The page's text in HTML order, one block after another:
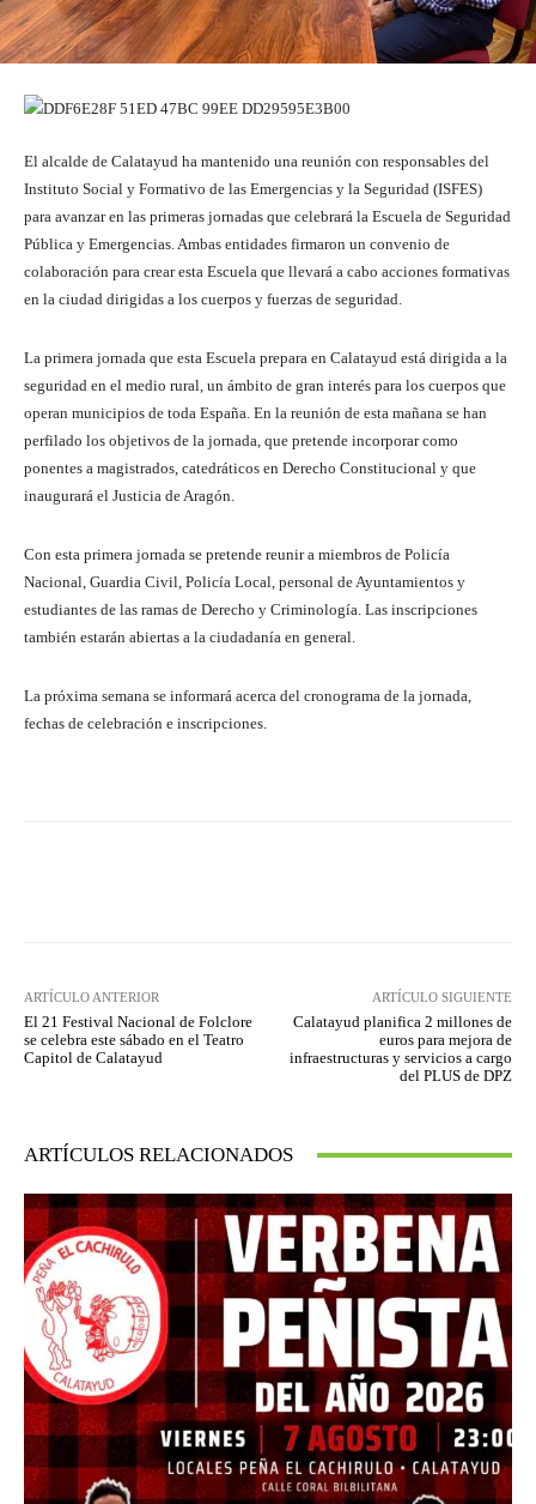
El alcalde de Calatayud ha mantenido una reunión con responsables del
Instituto Social y Formativo de las Emergencias y la Seguridad (ISFES)
para avanzar en las primeras jornadas que celebrará la Escuela de Seguridad
Pública y Emergencias. Ambas entidades firmaron un convenio de
colaboración para crear esta Escuela que llevará a cabo acciones formativas
en la ciudad dirigidas a los cuerpos y fuerzas de seguridad.
La primera jornada que esta Escuela prepara en Calatayud está dirigida a la
seguridad en el medio rural, un ámbito de gran interés para los cuerpos que
operan municipios de toda España. En la reunión de esta mañana se han
perfilado los objetivos de la jornada, que pretende incorporar como
ponentes a magistrados, catedráticos en Derecho Constitucional y que
inaugurará el Justicia de Aragón.
Con esta primera jornada se pretende reunir a miembros de Policía
Nacional, Guardia Civil, Policía Local, personal de Ayuntamientos y
estudiantes de las ramas de Derecho y Criminología. Las inscripciones
también estarán abiertas a la ciudadanía en general.
La próxima semana se informará acerca del cronograma de la jornada,
fechas de celebración e inscripciones.
ARTÍCULO ANTERIOR
El 21 Festival Nacional de Folclore
se celebra este sábado en el Teatro
Capitol de Calatayud
ARTÍCULO SIGUIENTE
Calatayud planifica 2 millones de
euros para mejora de
infraestructuras y servicios a cargo
del PLUS de DPZ
ARTÍCULOS RELACIONADOS